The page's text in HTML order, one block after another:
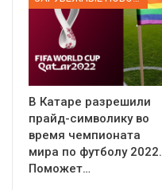
В Катаре разрешили
прайд-символику во
время чемпионата
мира по футболу 2022.
Поможет…